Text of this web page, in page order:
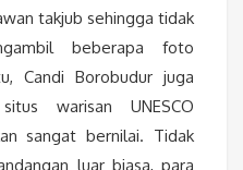
takjub sehingga tidak
beberapa foto
Candi Borobudur juga
warisan UNESCO
sangat bernilai. Tidak
luar biasa, para